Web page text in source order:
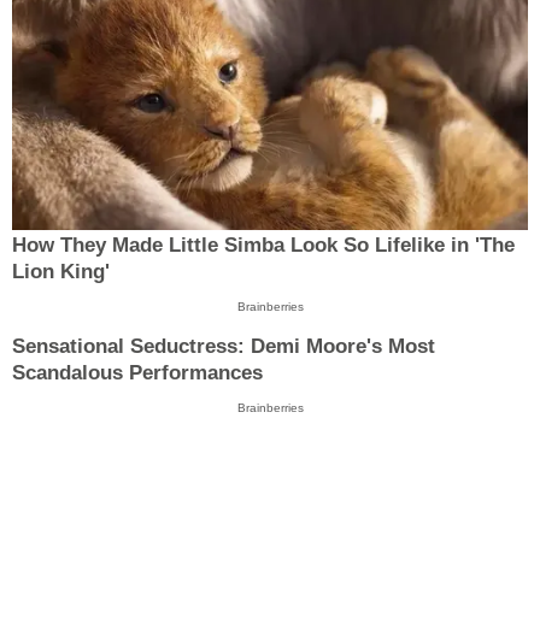
How They Made Little Simba Look So Lifelike in 'The
Lion King'
Brainberries
Sensational Seductress: Demi Moore's Most
Scandalous Performances
Brainberries